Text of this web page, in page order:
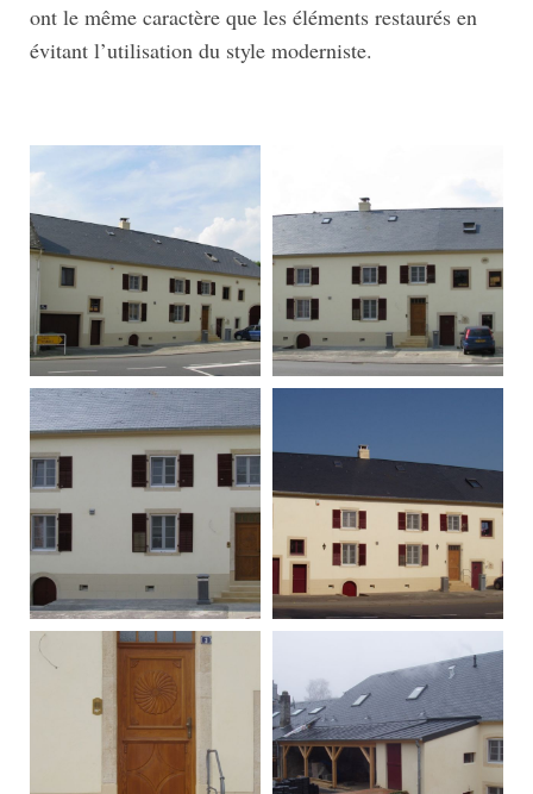
ont le même caractère que les éléments restaurés en
évitant l’utilisation du style moderniste.